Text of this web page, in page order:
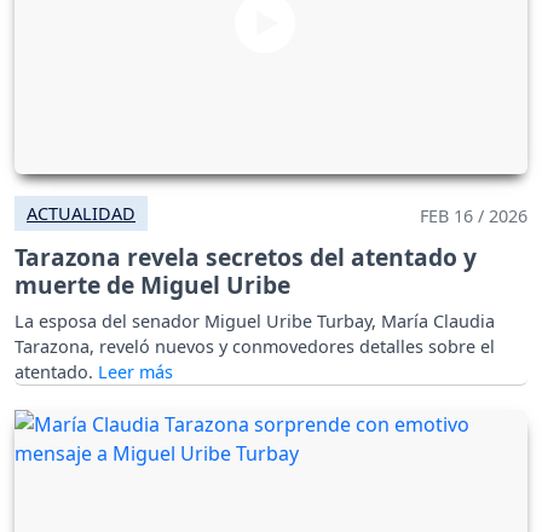
ACTUALIDAD FEB 16 / 2026
Tarazona revela secretos del atentado y
muerte de Miguel Uribe
La esposa del senador Miguel Uribe Turbay, María Claudia
Tarazona, reveló nuevos y conmovedores detalles sobre el
atentado.